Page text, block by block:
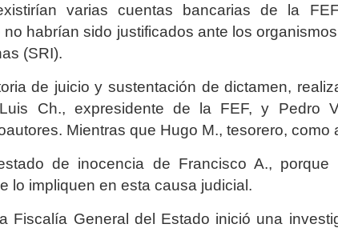
varias cuentas bancarias de la
habrían sido justificados ante los
(SRI).
de juicio y sustentación de dictamen,
Ch., expresidente de la FEF, y Pedro
Mientras que Hugo M., tesorero, como
de inocencia de Francisco A., porque
lo impliquen en esta causa judicial.
Fiscalía General del Estado inició una